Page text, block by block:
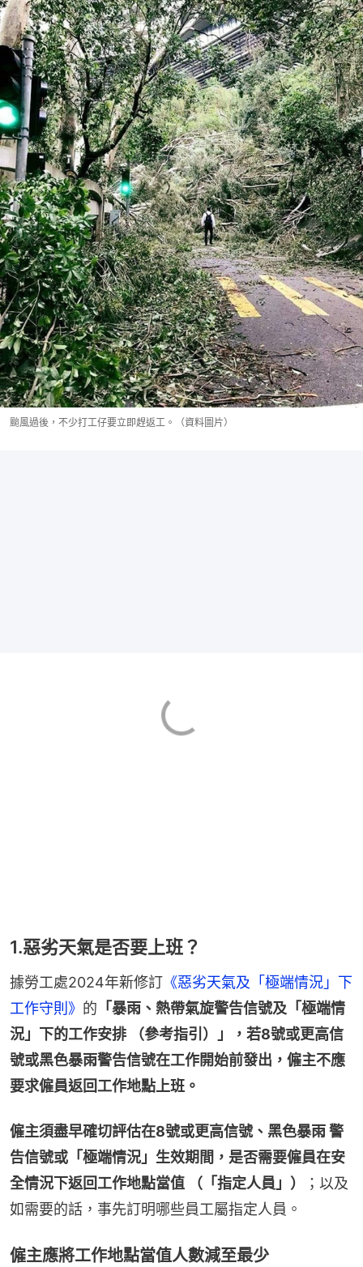
颱風過後，不少打工仔要立即趕返工。（資料圖片）
1.惡劣天氣是否要上班？
據勞工處2024年新修訂 《惡劣天氣及「極端情況」下
工作守則》 的 「暴雨、熱帶氣旋警告信號及「極端情
況」下的工作安排 （參考指引）」，若8號或更高信
號或黑色暴雨警告信號在工作開始前發出，僱主不應
要求僱員返回工作地點上班。
僱主須盡早確切評估在8號或更高信號、黑色暴雨 警
告信號或「極端情況」生效期間，是否需要僱員在安
全情況下返回工作地點當值 （「指定人員」）
；以及
如需要的話，事先訂明哪些員工屬指定人員。
僱主應將工作地點當值人數減至最少